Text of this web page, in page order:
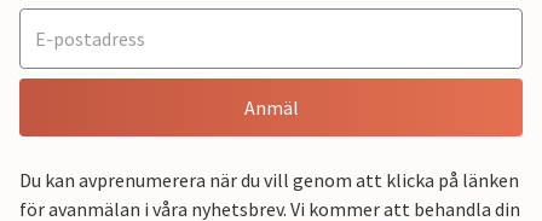
Anmäl
Du kan avprenumerera när du vill genom att klicka på länken
för avanmälan i våra nyhetsbrev. Vi kommer att behandla din